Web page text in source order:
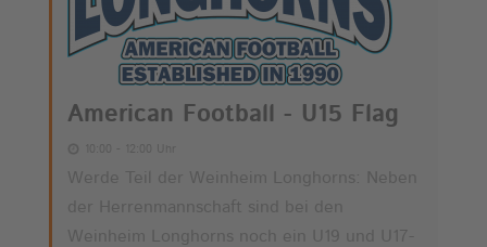
American Football - U15 Flag
10:00 - 12:00 Uhr
Werde Teil der Weinheim Longhorns: Neben
der Herrenmannschaft sind bei den
Weinheim Longhorns noch ein U19 und U17-